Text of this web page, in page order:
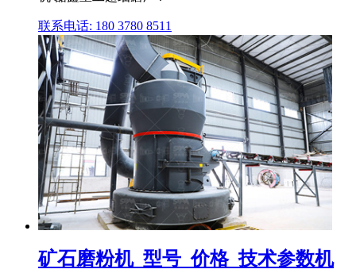
联系电话: 180 3780 8511
矿石磨粉机_型号_价格_技术参数机